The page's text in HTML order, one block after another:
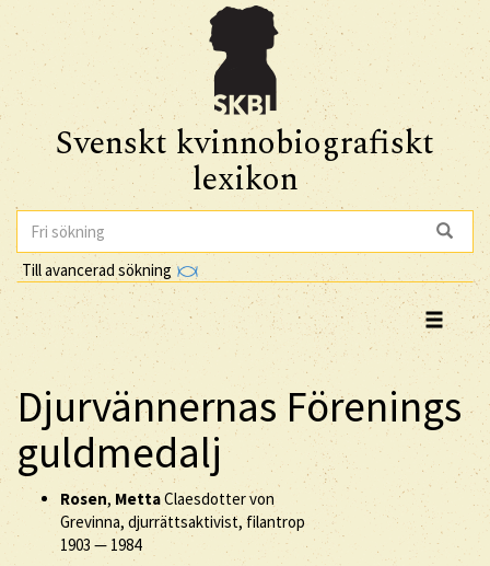
Svenskt kvinnobiografiskt
lexikon
Till avancerad sökning
Djurvännernas Förenings
guldmedalj
Rosen, MettaClaesdotter von
Grevinna, djurrättsaktivist, filantrop
1903 — 1984